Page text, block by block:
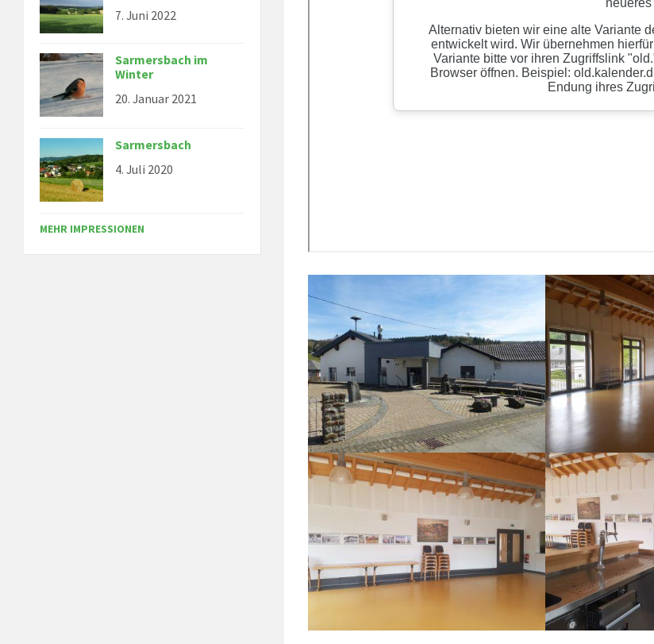
7. Juni 2022
Sarmersbach im
Winter
20. Januar 2021
Sarmersbach
4. Juli 2020
MEHR IMPRESSIONEN